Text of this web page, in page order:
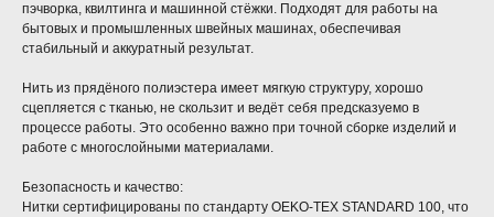
пэчворка, квилтинга и машинной стёжки. Подходят для работы на
бытовых и промышленных швейных машинах, обеспечивая
стабильный и аккуратный результат.
Нить из прядёного полиэстера имеет мягкую структуру, хорошо
сцепляется с тканью, не скользит и ведёт себя предсказуемо в
процессе работы. Это особенно важно при точной сборке изделий и
работе с многослойными материалами.
Безопасность и качество:
Нитки сертифицированы по стандарту OEKO-TEX STANDARD 100, что